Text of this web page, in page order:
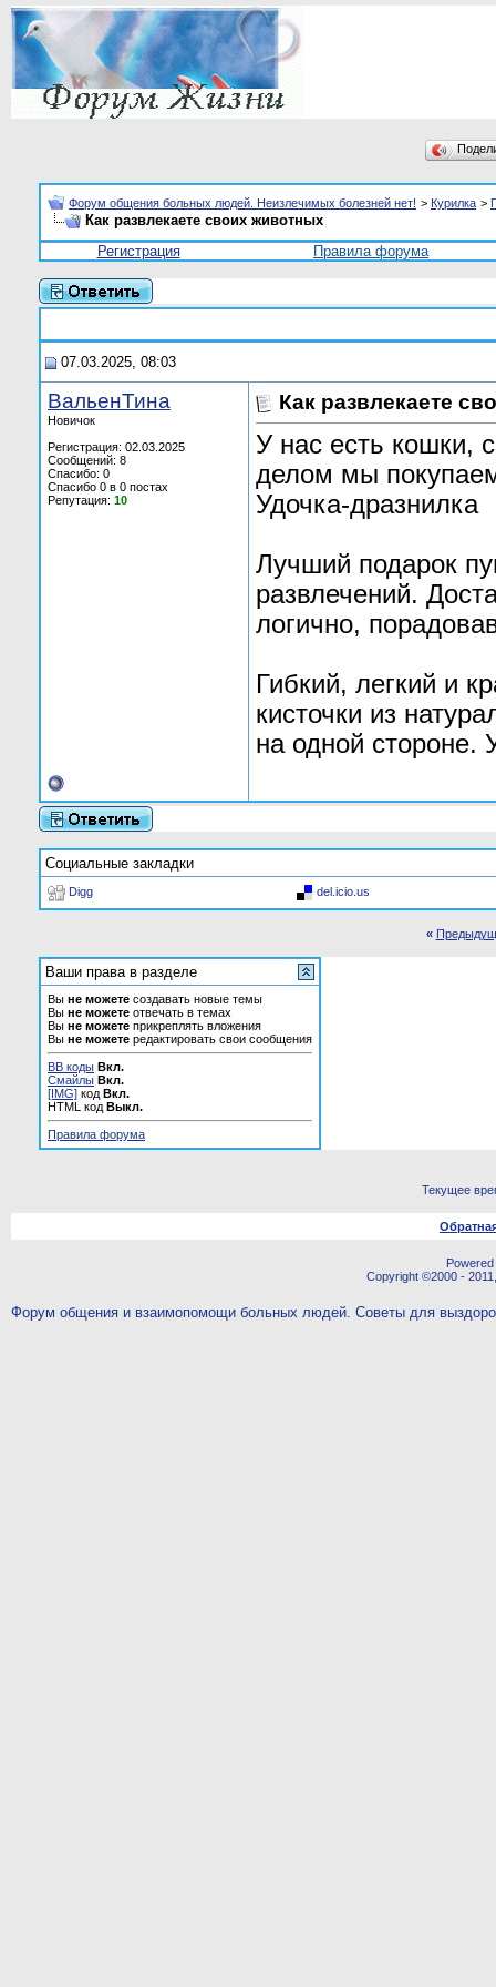
Форум общения больных людей. Неизлечимых болезней нет! > Курилка >
Как развлекаете своих животных
Регистрация
Правила форума
07.03.2025, 08:03
ВальенТина
Новичок
Регистрация: 02.03.2025
Сообщений: 8
Спасибо: 0
Спасибо 0 в 0 постах
Репутация: 10
Как развлекаете
У нас есть кошки,
делом мы
Удочка-дразнилка
Лучший подарок
развлечений.
логично,
Гибкий, легкий и
кисточки из
на одной стороне.
Социальные закладки
Digg del.icio.us
«
Ваши права в разделе
Вы не можете создавать новые темы
Вы не можете отвечать в темах
Вы не можете прикреплять вложения
Вы не можете редактировать свои сообщения
BB коды Вкл.
Смайлы Вкл.
[IMG] код Вкл.
HTML код Выкл.
Правила форума
Текущее
Copyright ©2000 -
Форум общения и взаимопомощи больных людей. Советы для